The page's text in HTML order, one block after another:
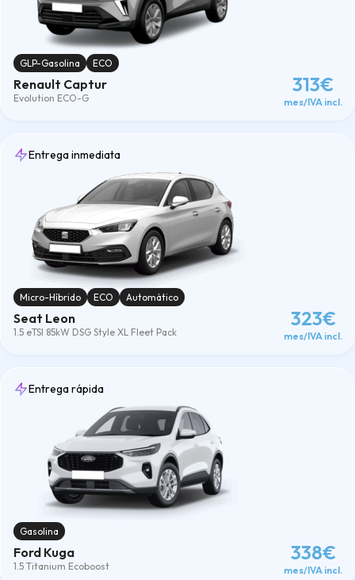
GLP-Gasolina ECO
Renault Captur
Evolution ECO-G
313€
mes/IVA incl.
Entrega inmediata
Micro-Híbrido ECO Automático
Seat Leon
1.5 eTSI 85kW DSG Style XL Fleet Pack
323€
mes/IVA incl.
Entrega rápida
Gasolina
Ford Kuga
1.5 Titanium Ecoboost
338€
mes/IVA incl.